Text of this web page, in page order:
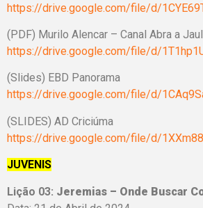
https://drive.google.com/file/d/
(PDF) Murilo Alencar – Canal Abra a
https://drive.google.com/file/d/
(Slides) EBD Panorama
https://drive.google.com/file/d/
(SLIDES) AD Criciúma
https://drive.google.com/file/d/
JUVENIS
Lição 03: Jeremias – Onde Buscar